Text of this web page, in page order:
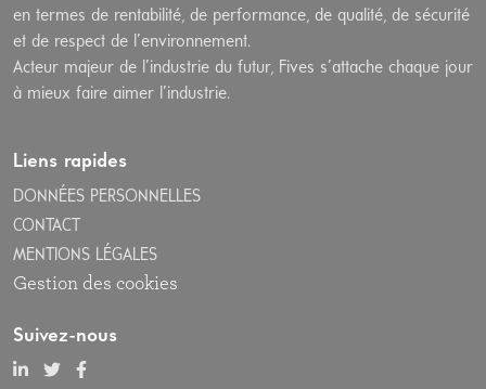
en termes de rentabilité, de performance, de qualité, de sécurité
et de respect de l’environnement.
Acteur majeur de l’industrie du futur, Fives s’attache chaque jour
à mieux faire aimer l’industrie.
Liens rapides
DONNÉES PERSONNELLES
CONTACT
MENTIONS LÉGALES
Gestion des cookies
Suivez-nous